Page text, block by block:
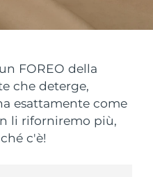
FOREO della
che deterge,
esattamente come
li riforniremo più,
c'è!
I miei abbonamenti
Consegna stimata8/10/26
Consegna stimata8/9/26
Consegna stimata